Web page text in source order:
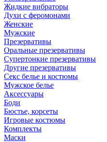
Жидкие вибраторы
Духи с феромонами
Женские
Мужские
Презервативы
Оральные презервативы
Супертонкие презервативы
Другие презервативы
Секс белье и костюмы
Мужское белье
Аксессуары
Боди
Бюстье, корсеты
Игровые костюмы
Комплекты
Маски